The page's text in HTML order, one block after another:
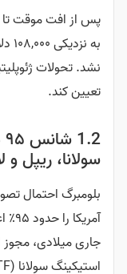
نشد. تحولات
تعیین کند.
سولانا، ریپل